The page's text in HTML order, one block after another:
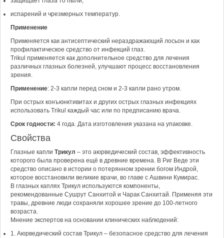
испарений и чрезмерных температур.
Применение
Применяется как антисептический нераздражающий лосьон и как
профилактическое средство от инфекций глаз.
Trikul применяется как дополнительное средство для лечения
различных глазных болезней, улучшают процесс восстановления
зрения.
Применение: 2-3 капли перед сном и 2-3 капли рано утром.
При острых конъюнктивитах и других острых глазных инфекциях
использовать Trikul каждый час или по предписанию врача.
Срок годности: 4 года. Дата изготовления указана на упаковке.
Свойства
Глазные капли Трикул – это аюрведический состав, эффективность
которого была проверена ещё в древние времена. В Риг Веде эти
средство описано в истории о потерянном зрении богом Индрой,
которое восстановили великие врачи, во главе с Ашвини Кумирас.
В глазных каплях Трикул используются компоненты,
рекомендованные Сушрут Санхитой и Чарак Санхитай. Применяя эти
травы, древние люди сохраняли хорошее зрение до 100-летного
возраста.
Мнение экспертов на основании клинических наблюдений:
1. Аюрведический состав Трикул – безопасное средство для лечения